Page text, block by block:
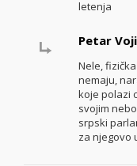
letenja
Petar
Nele,
nemaju,
koje polazi
svojim
srpski
za njegovo